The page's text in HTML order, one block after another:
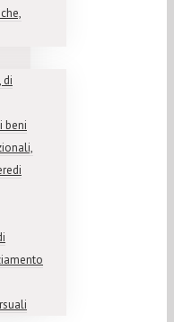
di
beni